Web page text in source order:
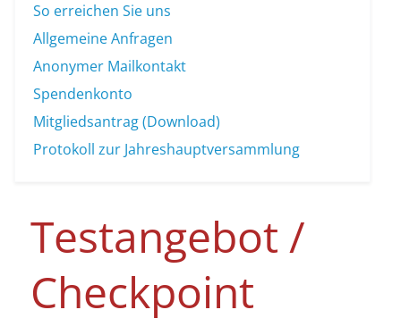
So erreichen Sie uns
Allgemeine Anfragen
Anonymer Mailkontakt
Spendenkonto
Mitgliedsantrag (Download)
Protokoll zur Jahreshauptversammlung
Testangebot /
Checkpoint